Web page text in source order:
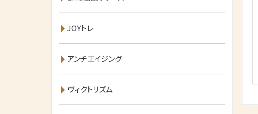
JOYトレ
アンチエイジング
ヴィクトリズム